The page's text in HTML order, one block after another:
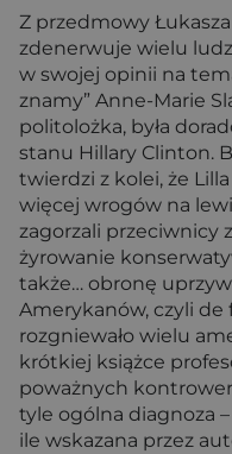
Z przedmowy Łukasza
zdenerwuje wielu
w swojej opinii na
znamy” Anne-Marie
politolożka, była
stanu Hillary Clinton.
twierdzi z kolei, że
więcej wrogów na
zagorzali przeciwnicy
żyrowanie
także… obronę
Amerykanów, czyli de
rozgniewało wielu
krótkiej książce
poważnych
tyle ogólna diagnoza
ile wskazana przez